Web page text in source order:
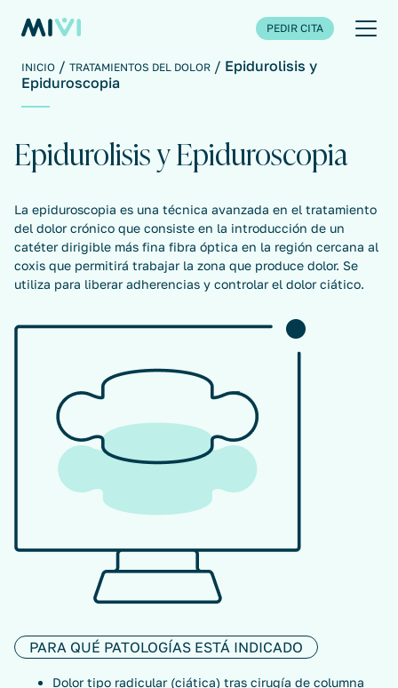
PEDIR CITA
INICIO TRATAMIENTOS DEL DOLOR
Epidurolisis y
Epiduroscopia
Epidurolisis y Epiduroscopia
La epiduroscopia es una técnica avanzada en el tratamiento
del dolor crónico que consiste en la introducción de un
catéter dirigible más fina fibra óptica en la región cercana al
coxis que permitirá trabajar la zona que produce dolor. Se
utiliza para liberar adherencias y controlar el dolor ciático.
PARA QUÉ PATOLOGÍAS ESTÁ INDICADO
Dolor tipo radicular (ciática) tras cirugía de columna